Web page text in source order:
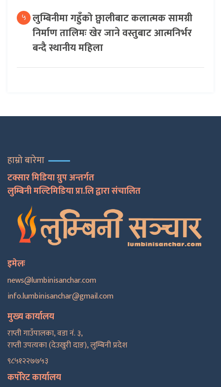
५ लुम्बिनीमा गहुँको छ्वालीबाट कलात्मक सामग्री
निर्माण तालिमः खेर जाने वस्तुबाट आत्मनिर्भर
बन्दै स्थानीय महिला
हाम्रो बारेमा
टक्सार मिडिया ग्रुप अन्तर्गत
लुम्बिनी मल्टिमिडिया प्रा.लि द्वारा संचालित
इमेलः
news@lumbinisanchar.com
info.lumbinisanchar@gmail.com
मुख्य कार्यालय
राप्ती गाउँपालका, वडा नं. ३,
राप्ती उपत्यका (देउखुरी दाङ), लुम्बिनी प्रदेश
९८५१२२७७५३
कर्पोरेट कार्यालय